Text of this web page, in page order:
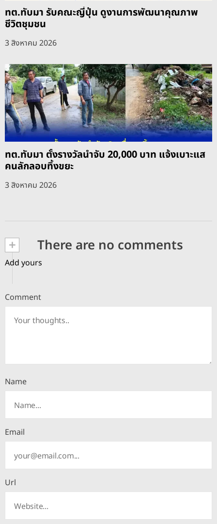
ทต.ทับมา รับคณะญี่ปุ่น ดูงานการพัฒนาคุณภาพ
ชีวิตชุมชน
3 สิงหาคม 2026
ทต.ทับมา ตั้งรางวัลนำจับ 20,000 บาท แจ้งเบาะแส
คนลักลอบทิ้งขยะ
3 สิงหาคม 2026
+ There are no comments
Add yours
Comment
Name
Email
Url